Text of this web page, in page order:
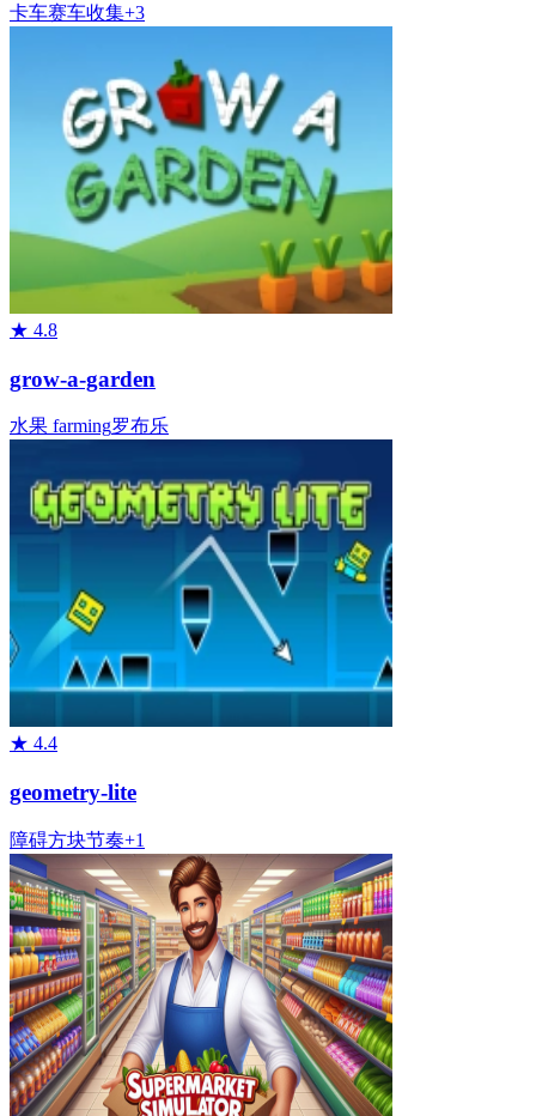
卡车赛车收集+3
★ 4.8
grow-a-garden
水果 farming罗布乐
★ 4.4
geometry-lite
障碍方块节奏+1